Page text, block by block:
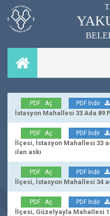
PDF Aç PDF İndir
İstasyon Mahallesi 33 Ada 89
PDF Aç PDF İndir
İlçesi, İstasyon Mahallesi 33
ilan askı
PDF Aç PDF İndir
İlçesi, İstasyon Mahallesi 34
PDF Aç PDF İndir
İlçesi, Güzelyayla Mahallesi